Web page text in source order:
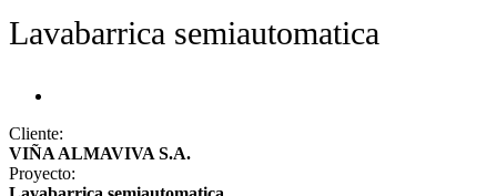
Lavabarrica semiautomatica
Cliente:
VIÑA ALMAVIVA S.A.
Proyecto: